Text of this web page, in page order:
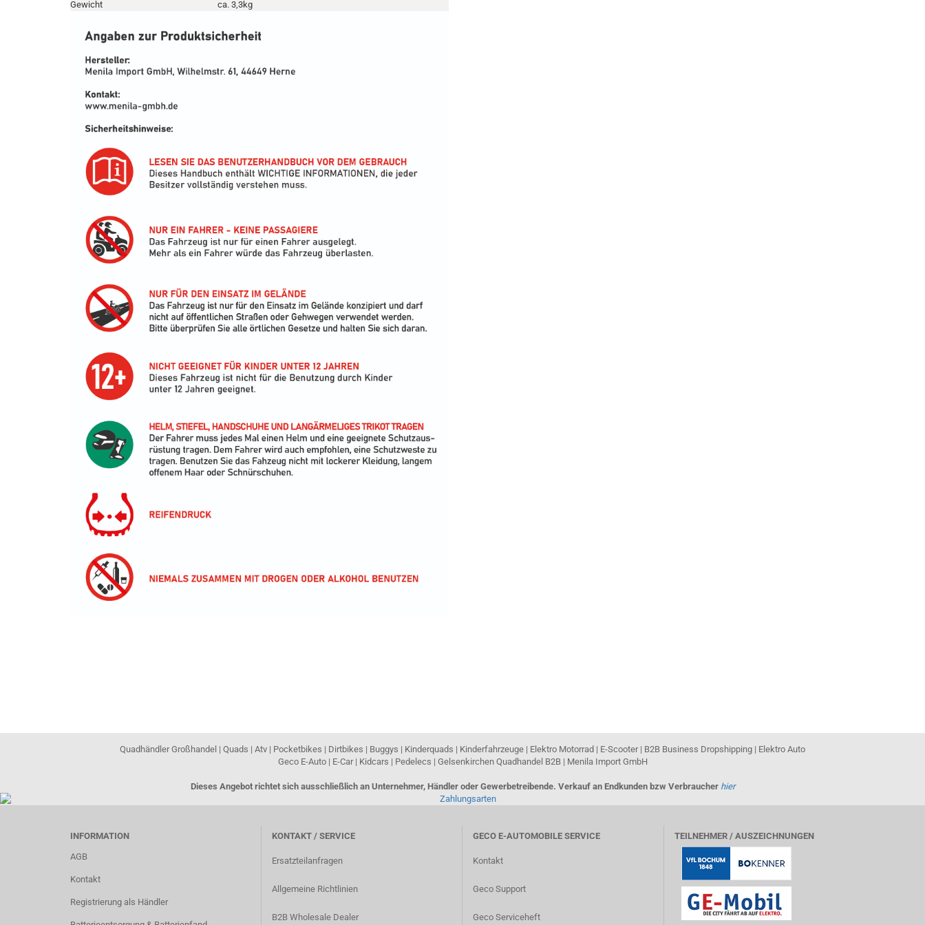
Gewicht ca. 3,3kg
Quadhändler Großhandel | Quads | Atv | Pocketbikes | Dirtbikes | Buggys | Kinderquads | Kinderfahrzeuge | Elektro Motorrad | E-Scooter | B2B Business Dropshipping | Elektro Auto
Geco E-Auto | E-Car | Kidcars | Pedelecs | Gelsenkirchen Quadhandel B2B | Menila Import GmbH
Dieses Angebot richtet sich ausschließlich an Unternehmer, Händler oder Gewerbetreibende. Verkauf an Endkunden bzw Verbraucher hier
INFORMATION
AGB
Kontakt
Registrierung als Händler
KONTAKT / SERVICE
Ersatzteilanfragen
Allgemeine Richtlinien
B2B Wholesale Dealer
GECO E-AUTOMOBILE SERVICE
Kontakt
Geco Support
Geco Serviceheft
TEILNEHMER / AUSZEICHNUNGEN